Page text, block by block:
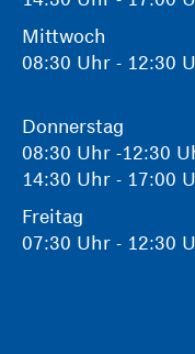
Mittwoch
08:30 Uhr - 12:30
Donnerstag
08:30 Uhr -12:30
14:30 Uhr - 17:00
Freitag
07:30 Uhr - 12:30